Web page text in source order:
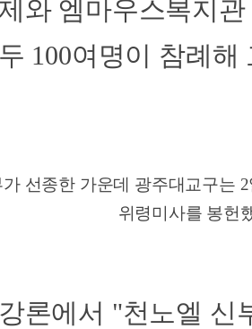
와 엠마우스복지
100여명이 참례
선종한 가운데 광주대교구는
위령미사를 봉헌
론에서 "천노엘 신